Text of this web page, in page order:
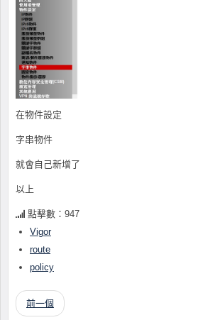
在物件設定
字串物件
就會自己新增了
以上
點擊數：947
Vigor
route
policy
前一個